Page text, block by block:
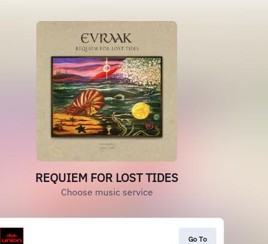
REQUIEM FOR LOST TIDES
Choose music service
Go To